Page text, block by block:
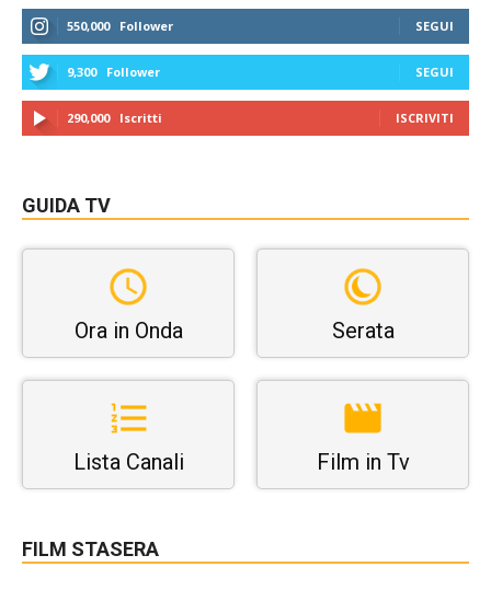
550,000 Follower SEGUI
9,300 Follower SEGUI
290,000 Iscritti ISCRIVITI
GUIDA TV
Ora in Onda Serata
Lista Canali Film in Tv
FILM STASERA